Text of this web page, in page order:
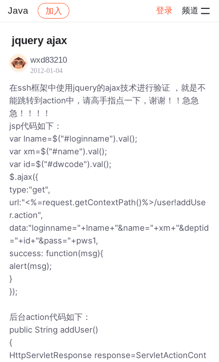
Java 加入 登录 频道
社区 Java
jquery ajax
wxd83210
2012-01-04
在ssh框架中使用jquery的ajax技术进行验证 ，就是不
能跳转到action中，请高手指点一下，谢谢！！急急
急！！！！
jsp代码如下：
var lname=$("#loginname").val();
var xm=$("#name").val();
var id=$("#dwcode").val();
$.ajax({
type:"get",
url:"<%=request.getContextPath()%>/user!addUse
r.action",
data:"loginname="+lname+"&name="+xm+"&deptid
="+id+"&pass="+pws1,
success: function(msg){
alert(msg);
}
});
后台action代码如下：
public String addUser()
{
HttpServletResponse response=ServletActionCont